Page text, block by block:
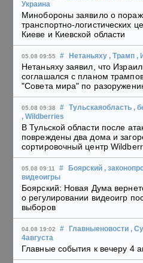
Украина
Минобороны заявило о
транспортно-логистических
Киеве и Киевской области
05.08 09:55 # Нетаньяху , Трамп ,
Нетаньяху заявил, что
соглашался с планом
"Совета мира" по
05.08 09:38 # Тульскаяобласть ,
, Wildberries
В Тульской области после
повреждены два дома и
сортировочный центр
05.08 09:11 # Боярский ,
видеоигры
Боярский: Новая Дума
о регулировании видеоигр
выборов
04.08 19:02 # Главныеновости ,
4августа
Главные события к вечеру 4